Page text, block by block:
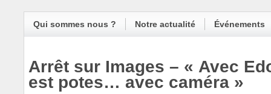
Qui sommes nous ? Notre actualité Événements
Arrêt sur Images – « Avec
est potes… avec caméra »